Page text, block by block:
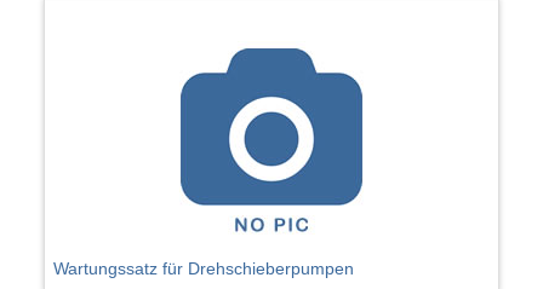
Wartungssatz für Drehschieberpumpen